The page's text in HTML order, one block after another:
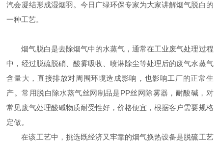
汽会凝结形成湿烟羽。今日广绿环保专家为大家讲解烟气脱白的
一种工艺。
烟气脱白是去除烟气中的水蒸气，通常在工业废气处理过程
中，经过脱硫脱硝、酸雾吸收、喷淋除尘等处理后的废气水蒸气
含量大，直接排放对周围环境造成影响，也影响工厂的正常生
产。常用脱白除水蒸气丝网制品是PP丝网除雾器，耐酸碱，对
常见废气处理酸碱物质耐受性好，价格便宜，根据客户需要规格
定做。
在该工艺中，挑选既经济又牢靠的烟气换热设备是脱硫工艺